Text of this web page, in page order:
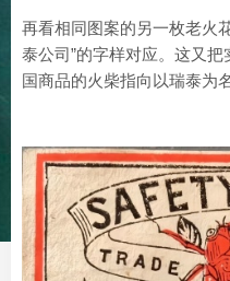
再看相同图案的另一枚老火
泰公司”的字样对应。这又
国商品的火柴指向以瑞泰为